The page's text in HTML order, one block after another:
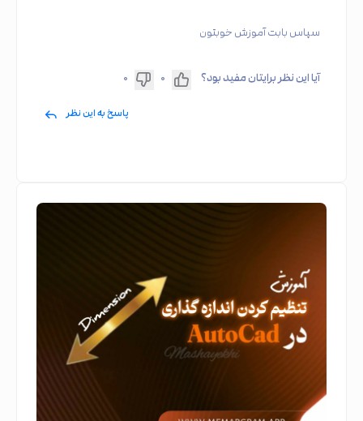
سپاس بابت آموزش خوبتون
آیا این نظر برایتان مفید بود؟ ۰ ۰
پاسخ به این نظر